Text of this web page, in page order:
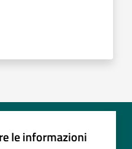
le informazioni